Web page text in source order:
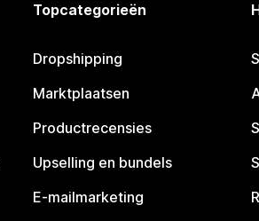
Topcategorieën
Dropshipping
Marktplaatsen
Productrecensies
Upselling en bundels
E-mailmarketing